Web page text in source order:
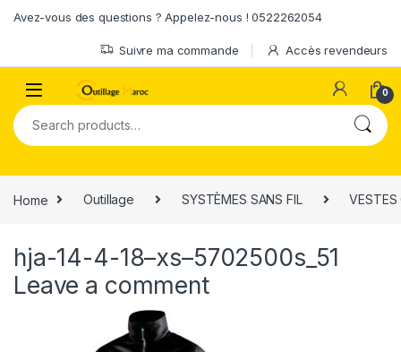
Avez-vous des questions ? Appelez-nous ! 0522262054
Suivre ma commande Accès revendeurs
0
Search for:
Home Outillage SYSTÈMES SANS FIL VESTES
hja-14-4-18–xs–5702500s_51
Leave a comment